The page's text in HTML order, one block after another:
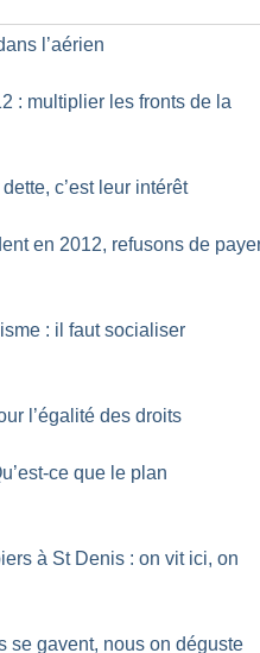
l’aérien
: multiplier les fronts de la
c’est leur intérêt
en 2012, refusons de
: il faut socialiser
l’égalité des droits
ce que le plan
à St Denis : on vit ici, on
se gavent, nous on déguste